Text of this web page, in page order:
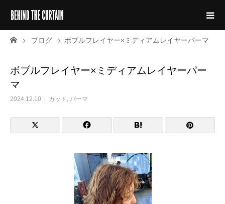
ブログ ボブルフレイヤー×ミディアムレイヤーパーマ
ボブルフレイヤー×ミディアムレイヤーパー
マ
2024.12.10 カット , パーマ